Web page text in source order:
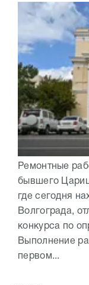
Ремонтные
бывшего
где сегодня
Волгограда,
конкурса по
Выполнение
первом...